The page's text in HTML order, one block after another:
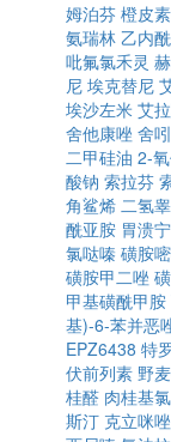
姆泊芬 橙皮素
氨瑞林 乙内
吡氟氯禾灵
尼 埃克替尼
埃沙左米 艾
舍他康唑 舍
二甲硅油 2-
酸钠 索拉芬
角鲨烯 二氢
酰亚胺 胃溃宁
氯哒嗪 磺胺
磺胺甲二唑
甲基磺酰甲胺
基)-6-苯并恶
EPZ6438 特
伏前列素 野
桂醛 肉桂基氯
斯汀 克立咪唑